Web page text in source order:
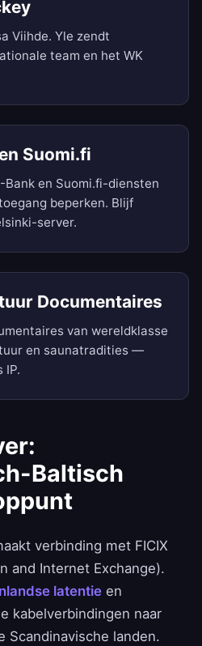
Viihde. Yle zendt
team en het WK
Suomi.fi
Bank en Suomi.fi-diensten
beperken. Blijf
server.
Documentaires
van wereldklasse
en saunatradities —
IP.
Baltisch
verbinding met FICIX
and Internet Exchange).
latentie en
kabelverbindingen naar
Scandinavische landen.